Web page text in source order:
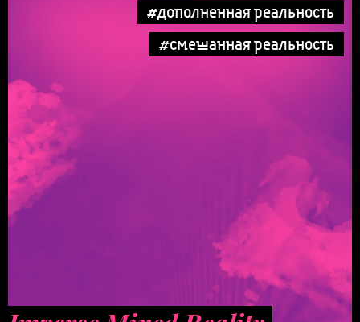
#дополненная реальность
#смешанная реальность